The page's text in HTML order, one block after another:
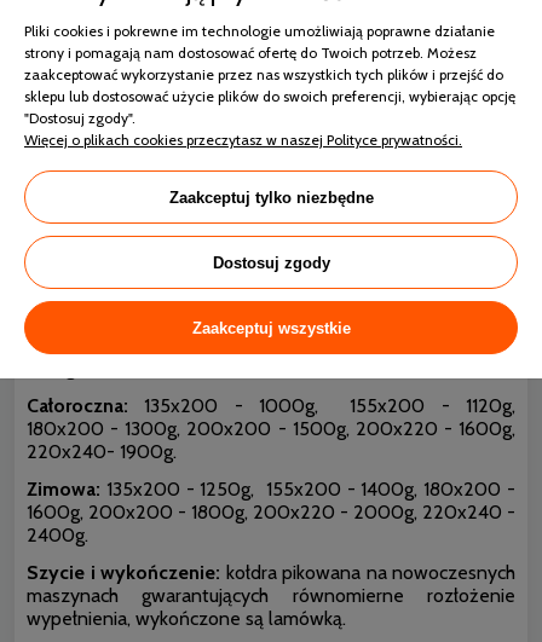
AMZ BIOPERCAL kołdra antyalergiczna
Tkanina pokryciowa:biopercal (100% bawełna) ekstra
jakości, produkowany ekologicznych metodami z przędzy
BIO.
Ilość wypełnienia:
Letnia:
135×200 – 550g, 155×200 – 600g, 180×200 –
700g, 200×200 – 800g, 200×220 – 900g, 220×240 –
Całoroczna: 135x200 - 1000g, 155x200 - 1120g,
180x200 - 1300g, 200x200 - 1500g, 200x220 - 1600g,
220x240- 1900g.
Zimowa: 135x200 - 1250g, 155x200 - 1400g, 180x200 -
1600g, 200x200 - 1800g, 200x220 - 2000g, 220x240 -
2400g.
Szycie i wykończenie: kołdra pikowana na nowoczesnych
maszynach gwarantujących równomierne rozłożenie
wypełnienia, wykończone są lamówką.
Pliki cookies i pokrewne im technologie umożliwiają poprawne działanie
strony i pomagają nam dostosować ofertę do Twoich potrzeb. Możesz
zaakceptować wykorzystanie przez nas wszystkich tych plików i przejść do
sklepu lub dostosować użycie plików do swoich preferencji, wybierając opcję
"Dostosuj zgody".
Więcej o plikach cookies przeczytasz w naszej Polityce prywatności.
Zaakceptuj tylko niezbędne
Dostosuj zgody
Zaakceptuj wszystkie